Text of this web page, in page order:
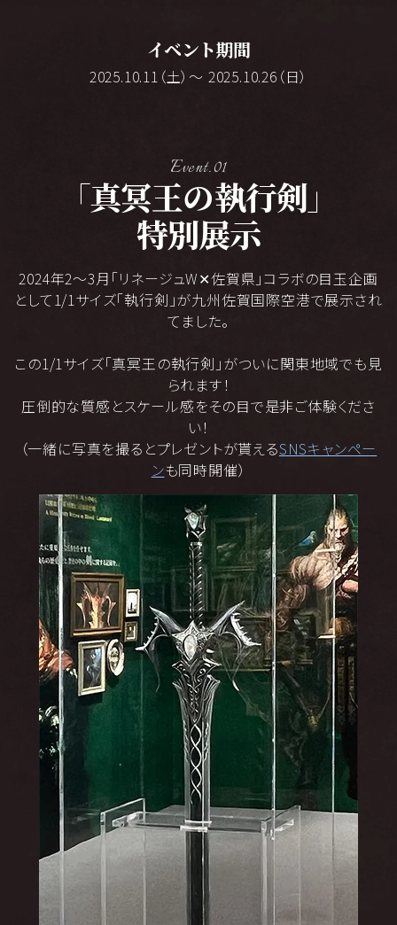
イベント期間
2025.10.11（土）～ 2025.10.26（日）
Event.01
「真冥王の執行剣」
特別展示
2024年2～3月「リネージュW✕佐賀県」コラボの目玉企画
として1/1サイズ「執行剣」が九州佐賀国際空港で展示され
てました。
この1/1サイズ「真冥王の執行剣」がついに関東地域でも見
られます！
圧倒的な質感とスケール感をその目で是非ご体験くださ
い！
（一緒に写真を撮るとプレゼントが貰えるSNSキャンペー
ンも同時開催）